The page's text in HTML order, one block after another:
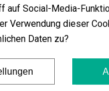
auf Social-Media-
Verwendung dieser
Daten zu?